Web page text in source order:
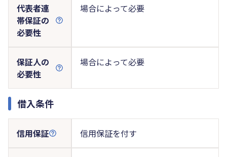
代表者連
帯保証の
必要性
場合によって必要
保証人の
必要性
場合によって必要
借入条件
信用保証 信用保証を付す